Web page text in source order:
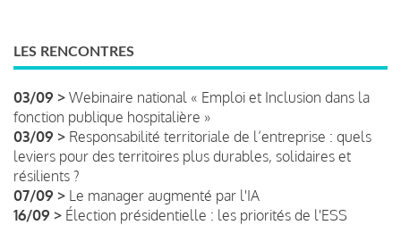
LES RENCONTRES
03/09 > Webinaire national « Emploi et Inclusion dans la
fonction publique hospitalière »
03/09 > Responsabilité territoriale de l’entreprise : quels
leviers pour des territoires plus durables, solidaires et
résilients ?
07/09 > Le manager augmenté par l'IA
16/09 > Élection présidentielle : les priorités de l'ESS